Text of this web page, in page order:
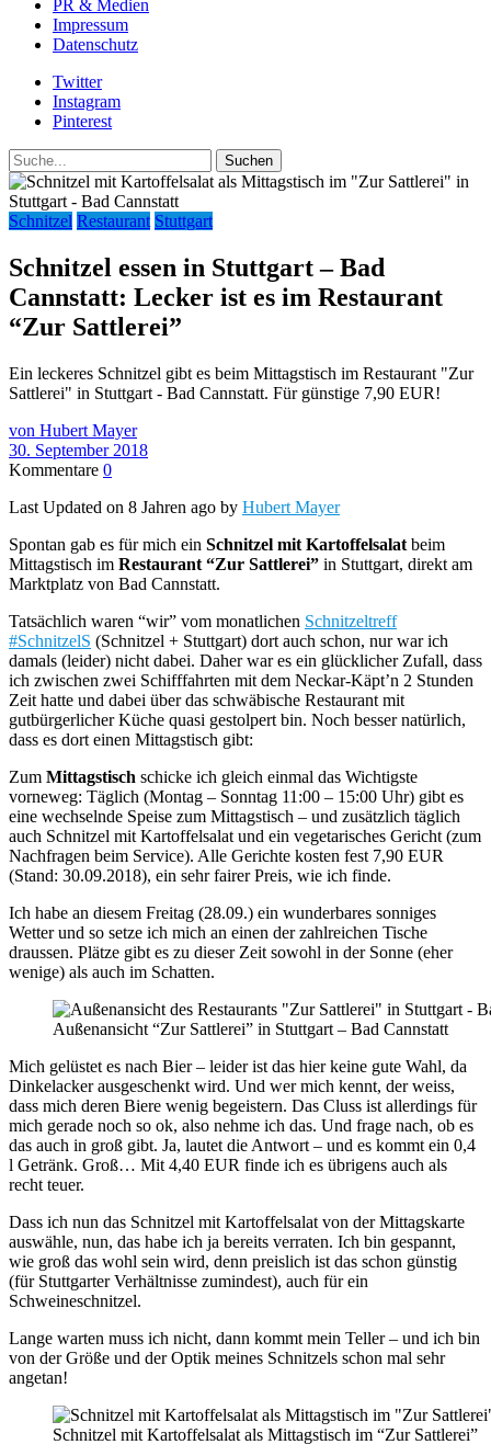
PR & Medien
Impressum
Datenschutz
Twitter
Instagram
Pinterest
Suche
Schnitzel Restaurant Stuttgart
Schnitzel essen in Stuttgart – Bad
Cannstatt: Lecker ist es im Restaurant
“Zur Sattlerei”
Ein leckeres Schnitzel gibt es beim Mittagstisch im Restaurant "Zur
Sattlerei" in Stuttgart - Bad Cannstatt. Für günstige 7,90 EUR!
von Hubert Mayer
30. September 2018
Kommentare 0
Last Updated on 8 Jahren ago by Hubert Mayer
Spontan gab es für mich ein Schnitzel mit Kartoffelsalat beim
Mittagstisch im Restaurant “Zur Sattlerei” in Stuttgart, direkt am
Marktplatz von Bad Cannstatt.
Tatsächlich waren “wir” vom monatlichen Schnitzeltreff
#SchnitzelS (Schnitzel + Stuttgart) dort auch schon, nur war ich
damals (leider) nicht dabei. Daher war es ein glücklicher Zufall, dass
ich zwischen zwei Schifffahrten mit dem Neckar-Käpt’n 2 Stunden
Zeit hatte und dabei über das schwäbische Restaurant mit
gutbürgerlicher Küche quasi gestolpert bin. Noch besser natürlich,
dass es dort einen Mittagstisch gibt:
Zum Mittagstisch schicke ich gleich einmal das Wichtigste
vorneweg: Täglich (Montag – Sonntag 11:00 – 15:00 Uhr) gibt es
eine wechselnde Speise zum Mittagstisch – und zusätzlich täglich
auch Schnitzel mit Kartoffelsalat und ein vegetarisches Gericht (zum
Nachfragen beim Service). Alle Gerichte kosten fest 7,90 EUR
(Stand: 30.09.2018), ein sehr fairer Preis, wie ich finde.
Ich habe an diesem Freitag (28.09.) ein wunderbares sonniges
Wetter und so setze ich mich an einen der zahlreichen Tische
draussen. Plätze gibt es zu dieser Zeit sowohl in der Sonne (eher
wenige) als auch im Schatten.
Außenansicht “Zur Sattlerei” in Stuttgart – Bad Cannstatt
Mich gelüstet es nach Bier – leider ist das hier keine gute Wahl, da
Dinkelacker ausgeschenkt wird. Und wer mich kennt, der weiss,
dass mich deren Biere wenig begeistern. Das Cluss ist allerdings für
mich gerade noch so ok, also nehme ich das. Und frage nach, ob es
das auch in groß gibt. Ja, lautet die Antwort – und es kommt ein 0,4
l Getränk. Groß… Mit 4,40 EUR finde ich es übrigens auch als
recht teuer.
Dass ich nun das Schnitzel mit Kartoffelsalat von der Mittagskarte
auswähle, nun, das habe ich ja bereits verraten. Ich bin gespannt,
wie groß das wohl sein wird, denn preislich ist das schon günstig
(für Stuttgarter Verhältnisse zumindest), auch für ein
Schweineschnitzel.
Lange warten muss ich nicht, dann kommt mein Teller – und ich bin
von der Größe und der Optik meines Schnitzels schon mal sehr
angetan!
Schnitzel mit Kartoffelsalat als Mittagstisch im “Zur Sattlerei”